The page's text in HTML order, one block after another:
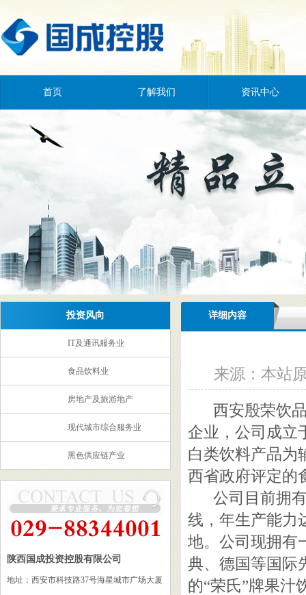
首页 了解我们 资讯中心
投资风向
IT及通讯服务业
食品饮料业
房地产及旅游地产
现代城市综合服务业
黑色供应链产业
陕西国成投资控股有限公司
地址：西安市科技路37号海星城市广场大厦
详细内容
来源：本站
西安殷荣饮
企业，公司成立
白类饮料产品为
西省政府评定的
公司目前拥
线，年生产能力
地。公司现拥有
典、德国等国际
的“荣氏”牌果汁